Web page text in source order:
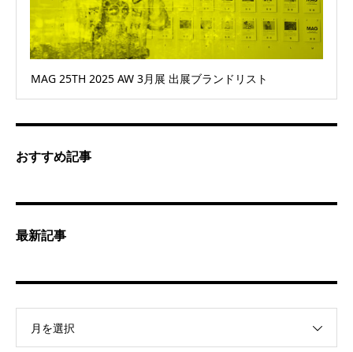
MAG 25TH 2025 AW 3月展 出展ブランドリスト
おすすめ記事
最新記事
月を選択